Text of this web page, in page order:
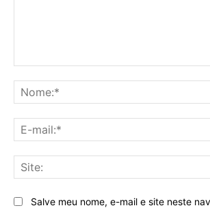
Salve meu nome, e-mail e site neste